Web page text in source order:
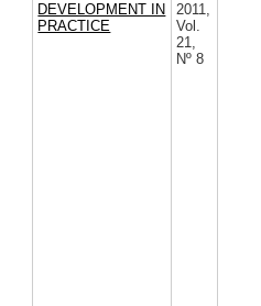
DEVELOPMENT IN
PRACTICE
2011,
Vol.
21,
Nº 8